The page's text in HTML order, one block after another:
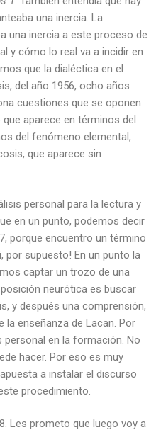
una inercia. La
una inercia a este proceso de
y cómo lo real va a incidir en
que la dialéctica en el
del año 1956, ocho años
cuestiones que se oponen
aparece en términos del
del fenómeno elemental,
que aparece sin
personal para la lectura y
en un punto, podemos decir
porque encuentro un término
por supuesto! En un punto la
captar un trozo de una
neurótica es buscar
y después una comprensión,
enseñanza de Lacan. Por
en la formación. No
hacer. Por eso es muy
a instalar el discurso
procedimiento.
Les prometo que luego voy a